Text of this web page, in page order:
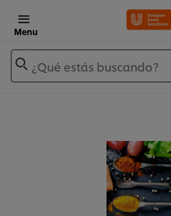
Menu
¿Qué estás buscando?